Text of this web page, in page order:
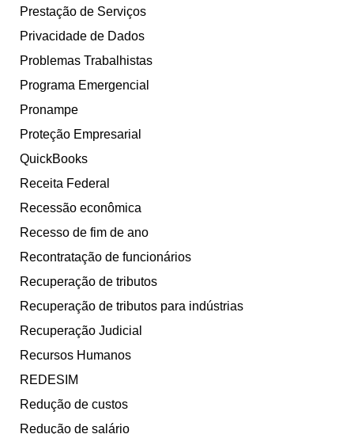
Prestação de Serviços
Privacidade de Dados
Problemas Trabalhistas
Programa Emergencial
Pronampe
Proteção Empresarial
QuickBooks
Receita Federal
Recessão econômica
Recesso de fim de ano
Recontratação de funcionários
Recuperação de tributos
Recuperação de tributos para indústrias
Recuperação Judicial
Recursos Humanos
REDESIM
Redução de custos
Redução de salário